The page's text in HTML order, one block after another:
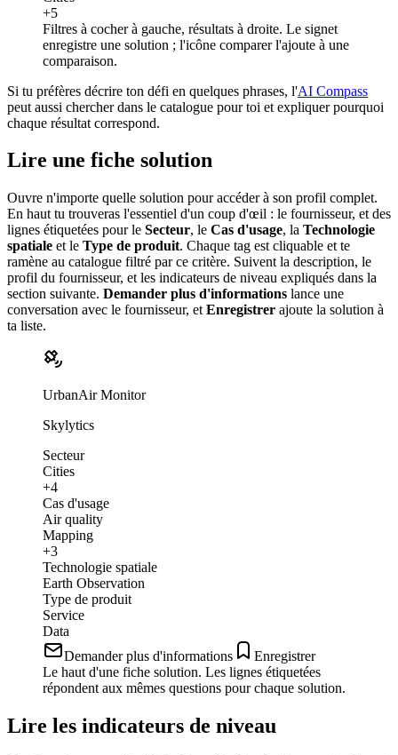
+5
Filtres à cocher à gauche, résultats à droite. Le signet
enregistre une solution ; l'icône comparer l'ajoute à une
comparaison.
Si tu préfères décrire ton défi en quelques phrases, l'AI Compass
peut aussi chercher dans le catalogue pour toi et expliquer pourquoi
chaque résultat correspond.
Lire une fiche solution
Ouvre n'importe quelle solution pour accéder à son profil complet.
En haut tu trouveras l'essentiel d'un coup d'œil : le fournisseur, et des
lignes étiquetées pour le Secteur, le Cas d'usage, la Technologie
spatiale et le Type de produit. Chaque tag est cliquable et te
ramène au catalogue filtré par ce critère. Suivent la description, le
profil du fournisseur, et les indicateurs de niveau expliqués dans la
section suivante. Demander plus d'informations lance une
conversation avec le fournisseur, et Enregistrer ajoute la solution à
ta liste.
UrbanAir Monitor
Skylytics
Secteur
Cities
+4
Cas d'usage
Air quality
Mapping
+3
Technologie spatiale
Earth Observation
Type de produit
Service
Data
Demander plus d'informations
Enregistrer
Le haut d'une fiche solution. Les lignes étiquetées
répondent aux mêmes questions pour chaque solution.
Lire les indicateurs de niveau